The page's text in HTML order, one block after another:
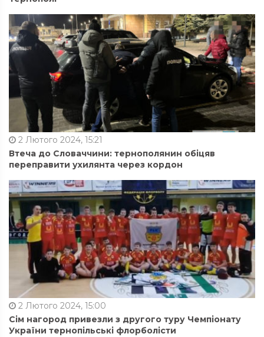
2 Лютого 2024, 15:21
Втеча до Словаччини: тернополянин обіцяв
переправити ухилянта через кордон
2 Лютого 2024, 15:00
Сім нагород привезли з другого туру Чемпіонату
України тернопільські флорболісти